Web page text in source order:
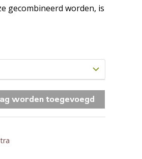
gecombineerd worden, is
worden toegevoegd